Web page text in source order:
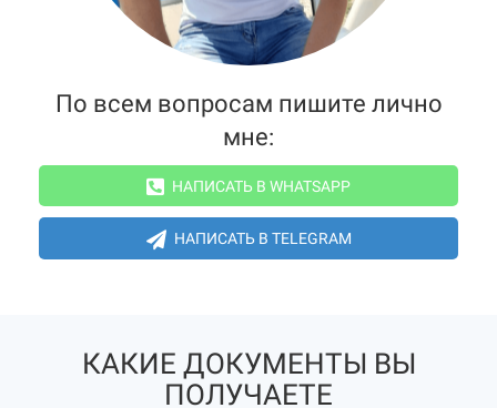
По всем вопросам пишите лично
мне:
НАПИСАТЬ В WHATSAPP
НАПИСАТЬ В TELEGRAM
КАКИЕ ДОКУМЕНТЫ ВЫ
ПОЛУЧАЕТЕ